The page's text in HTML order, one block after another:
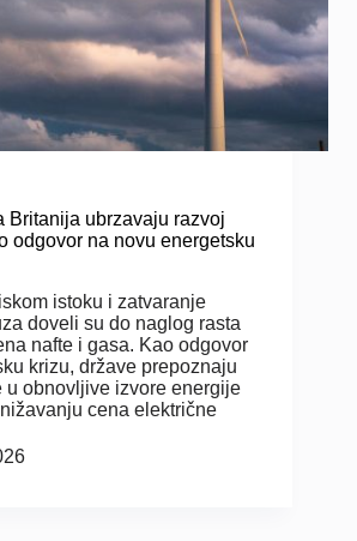
Britanija ubrzavaju razvoj
odgovor na novu energetsku
istoku i zatvaranje
doveli su do naglog rasta
nafte i gasa. Kao odgovor
krizu, države prepoznaju
u obnovljive izvore energije
cena električne